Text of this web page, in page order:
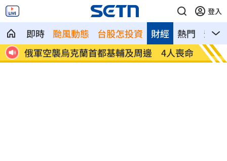
登入
即時 颱風動態 台股怎投資 熱門 影音
財經
命 費仔確定成自由球員 下一步動向引人關
注
米蘭
動